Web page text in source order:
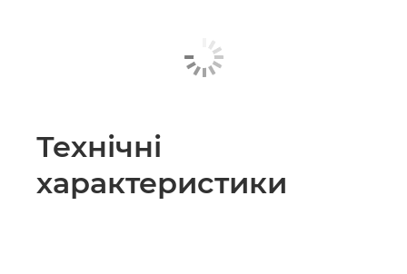
Технічні
характеристики